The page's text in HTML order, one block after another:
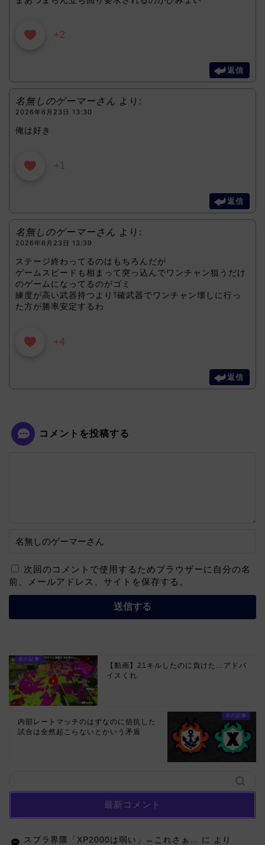
+2
返信
名無しのゲーマーさん より:
2026年6月23日 13:30
俺は好き
+1
返信
名無しのゲーマーさん より:
2026年6月23日 13:39
ステージ終わってるのはもちろんだが
ゲームスピードも相まって突っ込んでワンチャン狙うだけ
のゲームになってるのがゴミ
練度が高い武器持つより1確武器でワンチャン壊しに行っ
た方が勝率安定するわ
+4
返信
コメントを投稿する
次回のコメントで使用するためブラウザーに自分の名
前、メールアドレス、サイトを保存する。
【動画】21キルしたのに負けた…アドバ
イスくれ
内部レートマッチのはずなのに拮抗した
試合は全然起こらないとかいう矛盾
最新コメント
スプラ界隈「XP2000は弱い」←これさぁ… に より